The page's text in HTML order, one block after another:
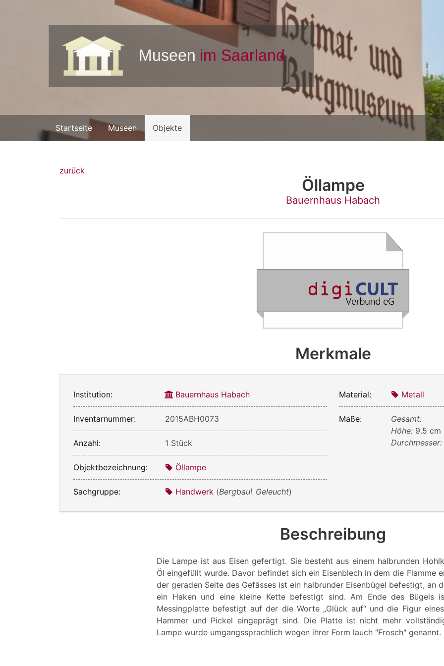
Startseite Museen Objekte
zurück
Öllampe
Bauernhaus Habach
Merkmale
Institution: Bauernhaus Habach
Inventarnummer: 2015ABH0073
Anzahl: 1 Stück
Objektbezeichnung: Öllampe
Sachgruppe: Handwerk (Bergbau\ Geleucht)
Material: Metall
Maße:
Gesamt:
Höhe: 9.5 cm
Durchmesser:
Beschreibung
Die Lampe ist aus Eisen gefertigt. Sie besteht aus einem halbrunden
Öl eingefüllt wurde. Davor befindet sich ein Eisenblech in dem die Flamme
der geraden Seite des Gefässes ist ein halbrunder Eisenbügel befestigt, an
ein Haken und eine kleine Kette befestigt sind. Am Ende des Bügels
Messingplatte befestigt auf der die Worte „Glück auf“ und die Figur
Hammer und Pickel eingeprägt sind. Die Platte ist nicht mehr
Lampe wurde umgangssprachlich wegen ihrer Form lauch "Frosch" genannt.